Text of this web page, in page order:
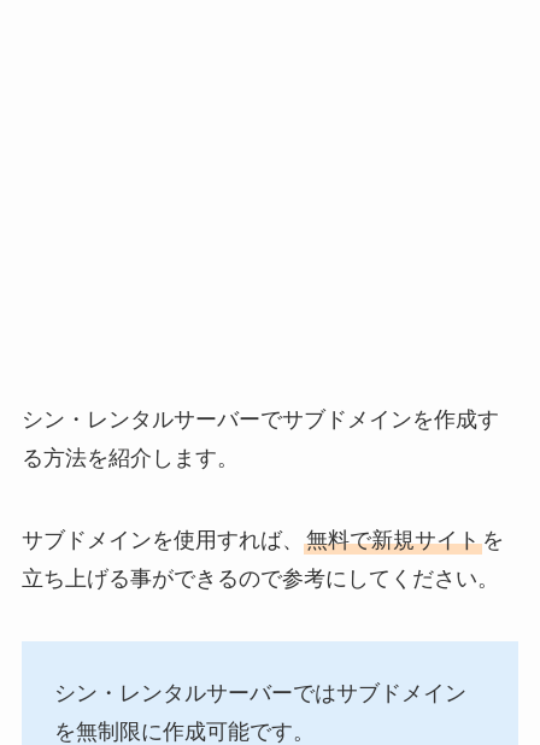
シン・レンタルサーバーでサブドメインを作成す
る方法を紹介します。
サブドメインを使用すれば、 無料で新規サイトを
立ち上げる事ができるので参考にしてください。
シン・レンタルサーバーではサブドメイン
を無制限に作成可能です。